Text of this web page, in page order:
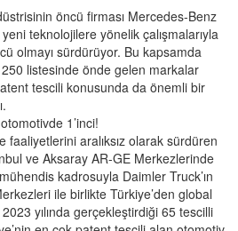
öncü firması Mercedes-Benz
yeni teknolojilere yönelik çalışmalarıyla
olmayı sürdürüyor. Bu kapsamda
listesinde önde gelen markalar
tescili konusunda da önemli bir
1’inci!
faaliyetlerini aralıksız olarak sürdüren
ve Aksaray AR-GE Merkezlerinde
kadrosuyla Daimler Truck’ın
ile birlikte Türkiye’den global
yılında gerçekleştirdiği 65 tescilli